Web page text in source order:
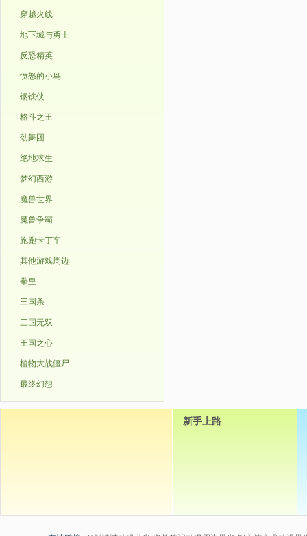
穿越火线
地下城与勇士
反恐精英
愤怒的小鸟
钢铁侠
格斗之王
劲舞团
绝地求生
梦幻西游
魔兽世界
魔兽争霸
跑跑卡丁车
其他游戏周边
拳皇
三国杀
三国无双
王国之心
植物大战僵尸
最终幻想
新手上路